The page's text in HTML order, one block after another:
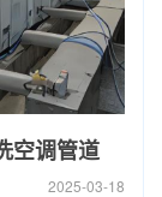
空调管道
2025-03-18